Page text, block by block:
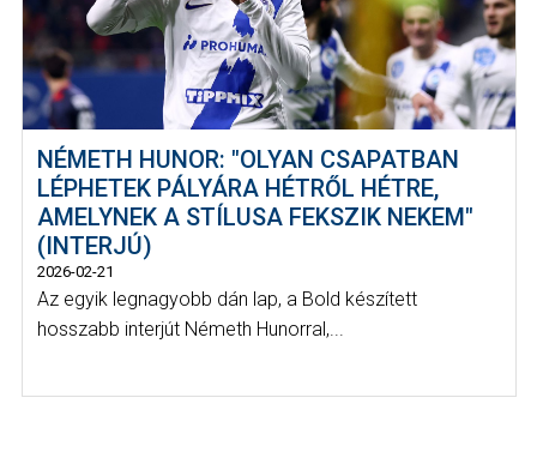
NÉMETH HUNOR: "OLYAN CSAPATBAN
LÉPHETEK PÁLYÁRA HÉTRŐL HÉTRE,
AMELYNEK A STÍLUSA FEKSZIK NEKEM"
(INTERJÚ)
2026-02-21
Az egyik legnagyobb dán lap, a Bold készített
hosszabb interjút Németh Hunorral,...